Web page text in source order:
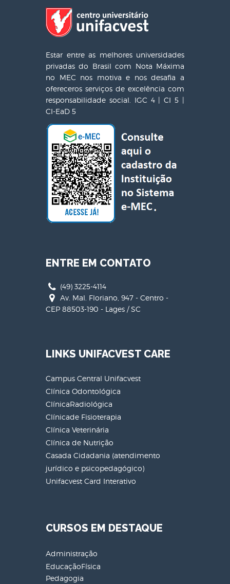
Estar entre as melhores universidades
privadas do Brasil com Nota Máxima
no MEC nos motiva e nos desafia a
ofereceros serviços de excelência com
responsabilidade social. IGC 4 | CI 5 |
CI-EaD 5
ENTRE EM CONTATO
(49) 3225-4114
Av. Mal. Floriano, 947 - Centro -
CEP 88503-190 - Lages / SC
LINKS UNIFACVEST CARE
Campus Central Unifacvest
Clínica Odontológica
ClínicaRadiológica
Clínicade Fisioterapia
Clínica Veterinária
Clínica de Nutrição
Casada Cidadania (atendimento
jurídico e psicopedagógico)
Unifacvest Card Interativo
CURSOS EM DESTAQUE
Administração
EducaçãoFísica
Pedagogia